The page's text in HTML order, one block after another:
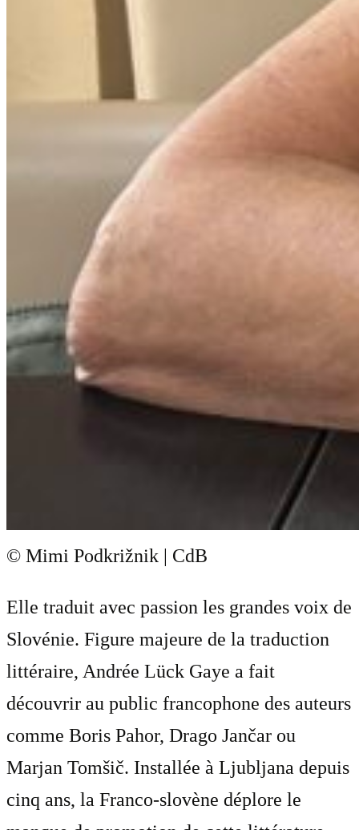
© Mimi Podkrižnik | CdB
Elle traduit avec passion les grandes voix de
Slovénie. Figure majeure de la traduction
littéraire, Andrée Lück Gaye a fait
découvrir au public francophone des auteurs
comme Boris Pahor, Drago Jančar ou
Marjan Tomšič. Installée à Ljubljana depuis
cinq ans, la Franco-slovène déplore le